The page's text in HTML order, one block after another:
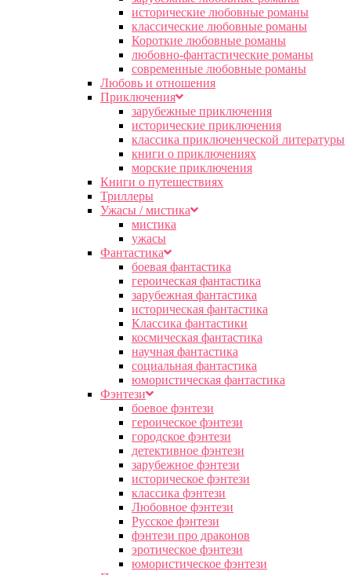
исторические любовные романы
классические любовные романы
Короткие любовные романы
любовно-фантастические романы
современные любовные романы
Любовь и отношения
Приключения
зарубежные приключения
исторические приключения
классика приключенческой литературы
книги о приключениях
морские приключения
Книги о путешествиях
Триллеры
Ужасы / мистика
мистика
ужасы
Фантастика
боевая фантастика
героическая фантастика
зарубежная фантастика
историческая фантастика
Классика фантастики
космическая фантастика
научная фантастика
социальная фантастика
юмористическая фантастика
Фэнтези
боевое фэнтези
героическое фэнтези
городское фэнтези
детективное фэнтези
зарубежное фэнтези
историческое фэнтези
классика фэнтези
Любовное фэнтези
Русское фэнтези
фэнтези про драконов
эротическое фэнтези
юмористическое фэнтези